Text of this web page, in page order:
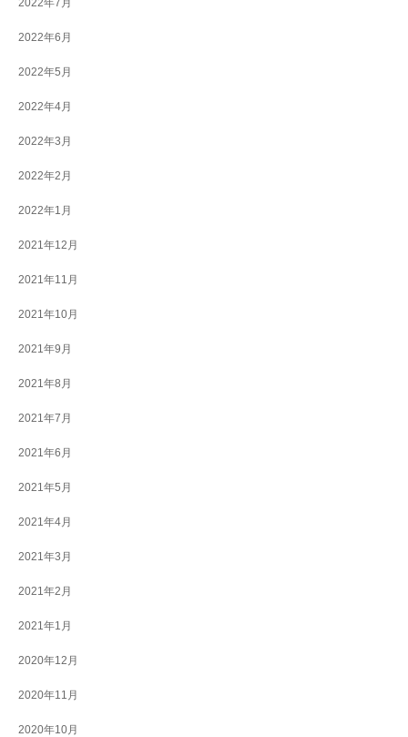
2022年7月
2022年6月
2022年5月
2022年4月
2022年3月
2022年2月
2022年1月
2021年12月
2021年11月
2021年10月
2021年9月
2021年8月
2021年7月
2021年6月
2021年5月
2021年4月
2021年3月
2021年2月
2021年1月
2020年12月
2020年11月
2020年10月